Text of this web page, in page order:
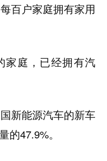
百户家庭拥有家用
家庭，已经拥有汽
新能源汽车的新车
的47.9%。